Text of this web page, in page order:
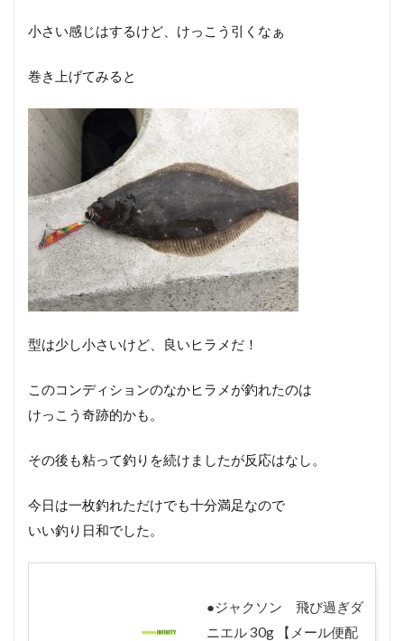
小さい感じはするけど、けっこう引くなぁ
巻き上げてみると
型は少し小さいけど、良いヒラメだ！
このコンディションのなかヒラメが釣れたのは
けっこう奇跡的かも。
その後も粘って釣りを続けましたが反応はなし。
今日は一枚釣れただけでも十分満足なので
いい釣り日和でした。
●ジャクソン 飛び過ぎダ
ニエル 30g 【メール便配